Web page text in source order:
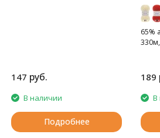
147 руб.
В наличии
Подробнее
65%
189
В